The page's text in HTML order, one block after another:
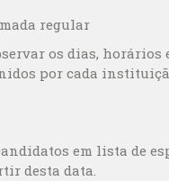
regular
os dias, horários
por cada
em lista de
desta data.